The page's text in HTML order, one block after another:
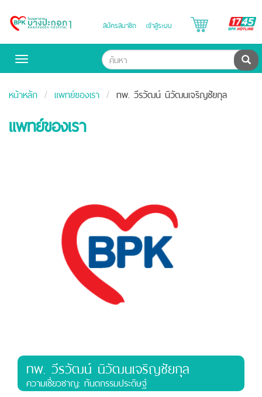
Bangpakok
สมัครสมาชิก เข้าสู่ระบบ
Toggle
ค้น
หน้าหลัก แพทย์ของเรา ทพ. วีรวัฒน์ นิวัฒนเจริญชัยกุล
แพทย์ของเรา
ทพ. วีรวัฒน์ นิวัฒนเจริญชัยกุล
ความเชี่ยวชาญ: ทันตกรรมประดิษฐ์